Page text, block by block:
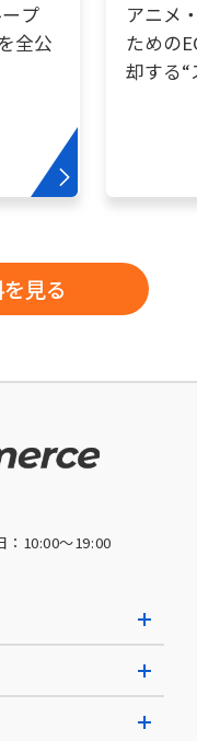
プ
全公
アニメ
ための
却する
見る
：10:00〜19:00